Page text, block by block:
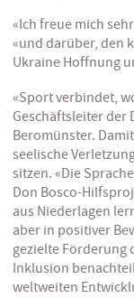
«Ich freue mich
«und darüber, den
Ukraine Hoffnung
«Sport verbindet,
Geschäftsleiter der
Beromünster.
seelische
sitzen. «Die
Don Bosco-
aus Niederlagen
aber in positiver
gezielte Förderung
Inklusion
weltweiten